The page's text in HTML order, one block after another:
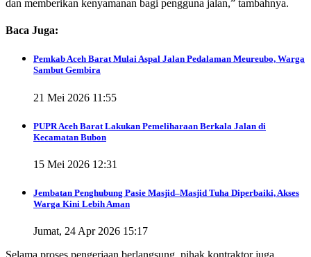
dan memberikan kenyamanan bagi pengguna jalan,” tambahnya.
Baca Juga:
Pemkab Aceh Barat Mulai Aspal Jalan Pedalaman Meureubo, Warga
Sambut Gembira
21 Mei 2026 11:55
PUPR Aceh Barat Lakukan Pemeliharaan Berkala Jalan di
Kecamatan Bubon
15 Mei 2026 12:31
Jembatan Penghubung Pasie Masjid–Masjid Tuha Diperbaiki, Akses
Warga Kini Lebih Aman
Jumat, 24 Apr 2026 15:17